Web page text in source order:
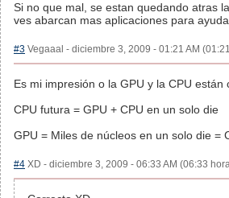
Si no que mal, se estan quedando atras
ves abarcan mas aplicaciones para
#3 Vegaaal - diciembre 3, 2009 - 01:21 AM
Es mi impresión o la GPU y la CPU están
CPU futura = GPU + CPU en un solo die
GPU = Miles de núcleos en un solo die =
#4 XD - diciembre 3, 2009 - 06:33 AM (06:33